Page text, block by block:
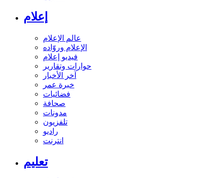
إعلام
عالم الإعلام
الإعلام وروّاده
فيديو إعلام
حوارات وتقارير
آخر الأخبار
خبرة عمر
فضائيات
صحافة
مدونات
تلفزيون
راديو
انترنت
تعليم